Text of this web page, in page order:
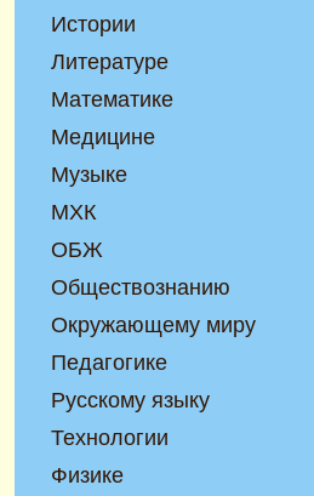
Истории
Литературе
Математике
Медицине
Музыке
МХК
ОБЖ
Обществознанию
Окружающему миру
Педагогике
Русскому языку
Технологии
Физике